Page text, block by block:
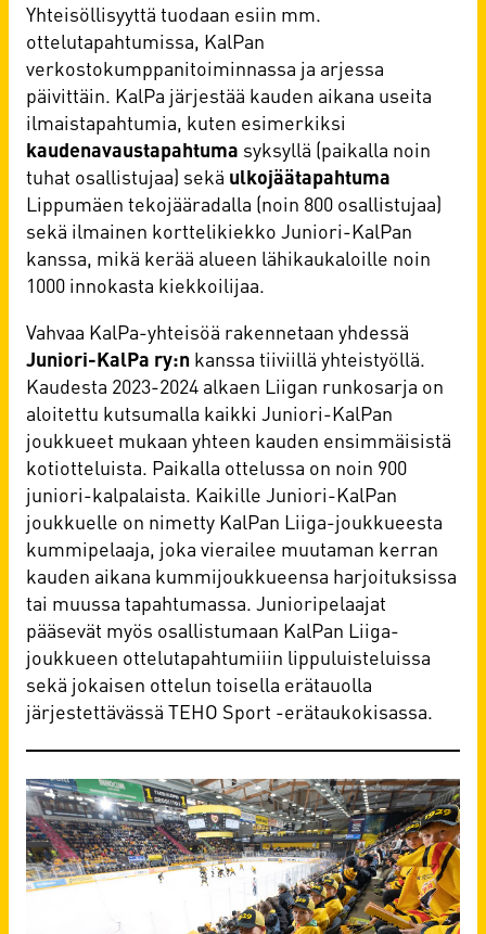
Yhteisöllisyyttä tuodaan esiin mm.
ottelutapahtumissa, KalPan
verkostokumppanitoiminnassa ja arjessa
päivittäin. KalPa järjestää kauden aikana useita
ilmaistapahtumia, kuten esimerkiksi
kaudenavaustapahtuma syksyllä (paikalla noin
tuhat osallistujaa) sekä ulkojäätapahtuma
Lippumäen tekojääradalla (noin 800 osallistujaa)
sekä ilmainen korttelikiekko Juniori-KalPan
kanssa, mikä kerää alueen lähikaukaloille noin
1000 innokasta kiekkoilijaa.
Vahvaa KalPa-yhteisöä rakennetaan yhdessä
Juniori-KalPa ry:n kanssa tiiviillä yhteistyöllä.
Kaudesta 2023-2024 alkaen Liigan runkosarja on
aloitettu kutsumalla kaikki Juniori-KalPan
joukkueet mukaan yhteen kauden ensimmäisistä
kotiotteluista. Paikalla ottelussa on noin 900
juniori-kalpalaista. Kaikille Juniori-KalPan
joukkuelle on nimetty KalPan Liiga-joukkueesta
kummipelaaja, joka vierailee muutaman kerran
kauden aikana kummijoukkueensa harjoituksissa
tai muussa tapahtumassa. Junioripelaajat
pääsevät myös osallistumaan KalPan Liiga-
joukkueen ottelutapahtumiiin lippuluisteluissa
sekä jokaisen ottelun toisella erätauolla
järjestettävässä TEHO Sport -erätaukokisassa.